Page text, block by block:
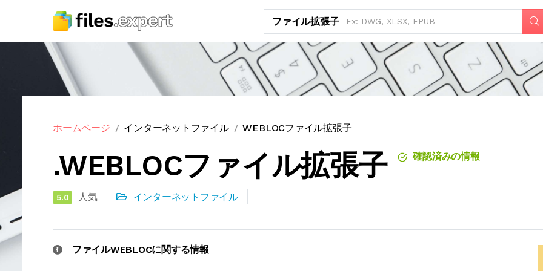
ファイル拡張子
ホームページ インターネットファイル WEBLOCファイル拡張子
.WEBLOCファイル拡張子 確認済みの情報
5.0 人気 インターネットファイル
ファイルWEBLOCに関する情報